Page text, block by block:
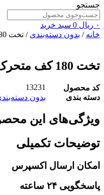
جستجو
۰ ریال 0 سبد خرید
خانه / بدون دسته‌بندی / تخت 180 کف متحرک هایکا راش
تخت 180 کف متحرک هایکا راش
کد محصول
13231
دسته بندی
بدون
ویژگی‌های این
توضیحات تکمیلی
امکان ارسال اکسپرس
پاسخگویی ۲۴ ساعته